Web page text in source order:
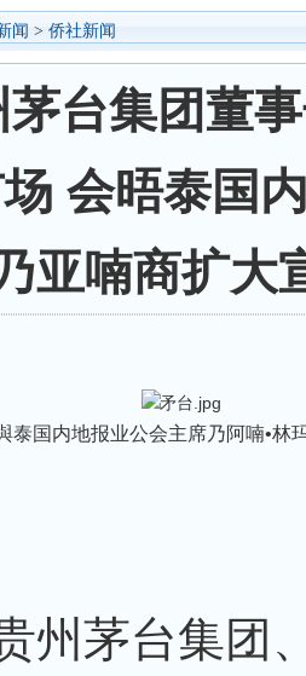
闻 > 侨社新闻
台集团董
会晤泰国
亚喃商扩大
泰国内地报业公会主席乃阿喃•林
茅台集团